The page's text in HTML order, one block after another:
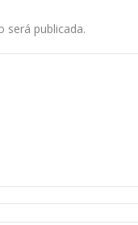
será publicada.